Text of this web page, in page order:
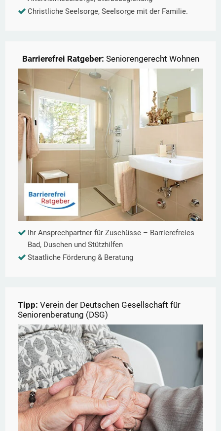
Christliche Seelsorge, Seelsorge mit der Familie.
Barrierefrei Ratgeber: Seniorengerecht Wohnen
Ihr Ansprechpartner für Zuschüsse – Barrierefreies
Bad, Duschen und Stützhilfen
Staatliche Förderung & Beratung
Tipp: Verein der Deutschen Gesellschaft für
Seniorenberatung (DSG)